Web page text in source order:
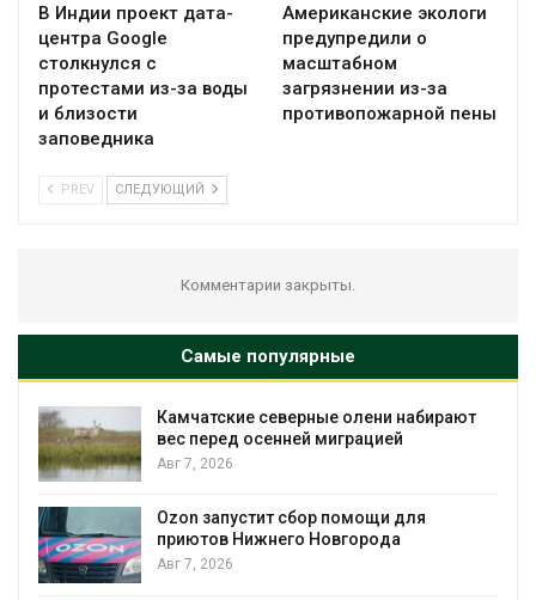
В Индии проект дата-
центра Google
столкнулся с
протестами из-за воды
и близости
заповедника
Американские экологи
предупредили о
масштабном
загрязнении из-за
противопожарной пены
PREV СЛЕДУЮЩИЙ
Комментарии закрыты.
Самые популярные
Камчатские северные олени набирают
вес перед осенней миграцией
Авг 7, 2026
Ozon запустит сбор помощи для
приютов Нижнего Новгорода
Авг 7, 2026